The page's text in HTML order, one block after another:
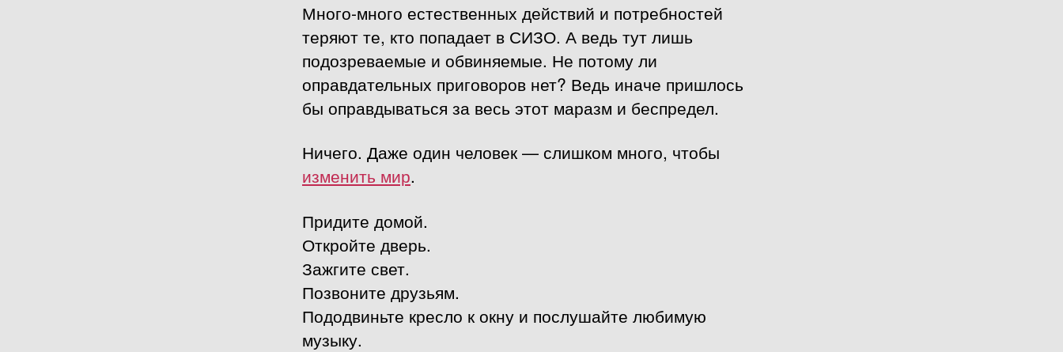
Много-много естественных действий и потребностей
теряют те, кто попадает в СИЗО. А ведь тут лишь
подозреваемые и обвиняемые. Не потому ли
оправдательных приговоров нет? Ведь иначе пришлось
бы оправдываться за весь этот маразм и беспредел.
Ничего. Даже один человек — слишком много, чтобы
изменить мир.
Придите домой.
Откройте дверь.
Зажгите свет.
Позвоните друзьям.
Пододвиньте кресло к окну и послушайте любимую
музыку.